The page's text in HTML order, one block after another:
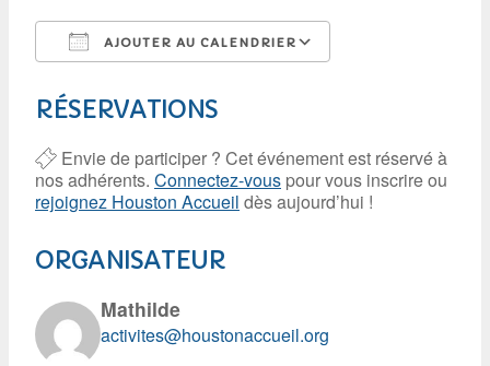
AJOUTER AU CALENDRIER
RÉSERVATIONS
Envie de participer ? Cet événement est réservé à
nos adhérents. Connectez-vous pour vous inscrire ou
rejoignez Houston Accueil dès aujourd’hui !
ORGANISATEUR
Mathilde
activites@houstonaccueil.org